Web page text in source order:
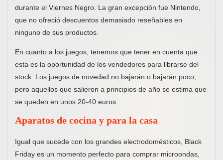
durante el Viernes Negro. La gran excepción fue Nintendo,
que no ofreció descuentos demasiado reseñables en
ninguno de sus productos.
En cuanto a los juegos, tenemos que tener en cuenta que
esta es la oportunidad de los vendedores para librarse del
stock. Los juegos de novedad no bajarán o bajarán poco,
pero aquellos que salieron a principios de año se estima que
se queden en unos 20-40 euros.
Aparatos de cocina y para la casa
Igual que sucede con los grandes electrodomésticos, Black
Friday es un momento perfecto para comprar microondas,